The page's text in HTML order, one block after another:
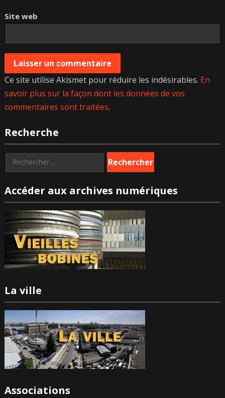
Site web
Ce site utilise Akismet pour réduire les indésirables. En
savoir plus sur la façon dont les données de vos
commentaires sont traitées.
Recherche
Rechercher :
Accéder aux archives numériques
La ville
Associations